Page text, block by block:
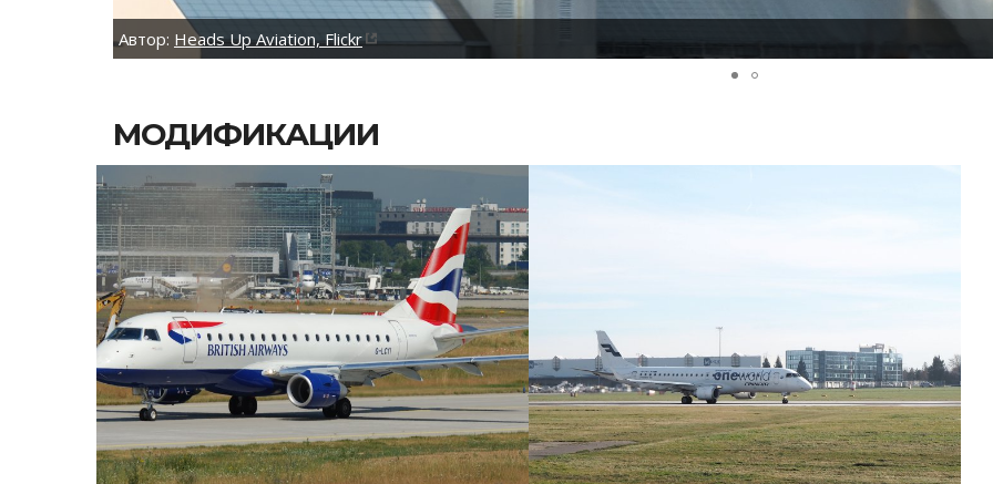
Автор: Heads Up Aviation, Flickr
МОДИФИКАЦИИ